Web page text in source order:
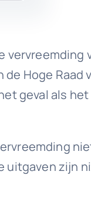
vervreemding
Hoge Raad
geval als het
uitgaven zijn